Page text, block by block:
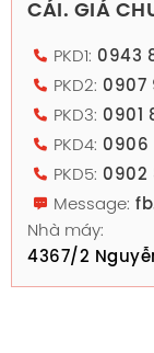
CÁI. GIÁ
PKD1: 0943
PKD2: 0907
PKD3: 0901
PKD4: 0906
PKD5: 0902
Message:
Nhà máy:
4367/2